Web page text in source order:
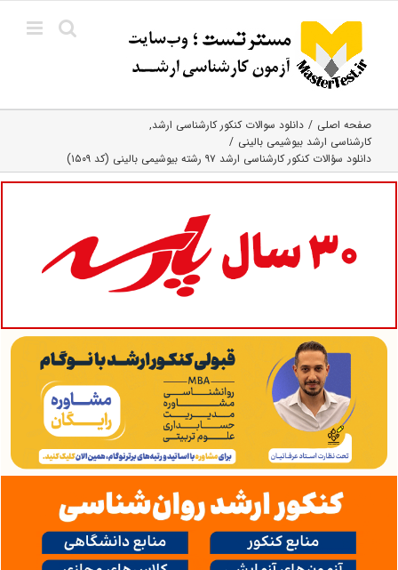
content
صفحه اصلی
دانلود سوالات کنکور کارشناسی ارشد
کارشناسی ارشد بیوشیمی بالینی
دانلود سؤالات کنکور کارشناسی ارشد ۹۷ رشته بیوشیمی بالینی (کد ۱۵۰۹)